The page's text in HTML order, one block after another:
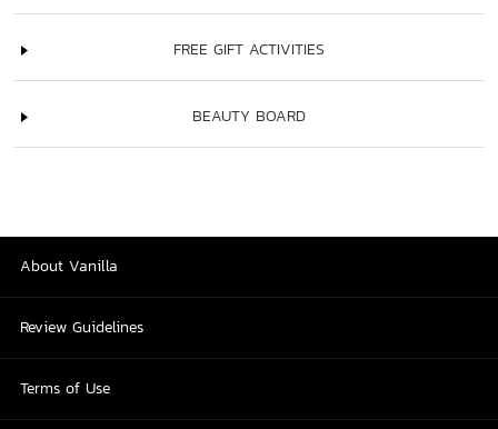
FREE GIFT ACTIVITIES
BEAUTY BOARD
About Vanilla
Review Guidelines
Terms of Use